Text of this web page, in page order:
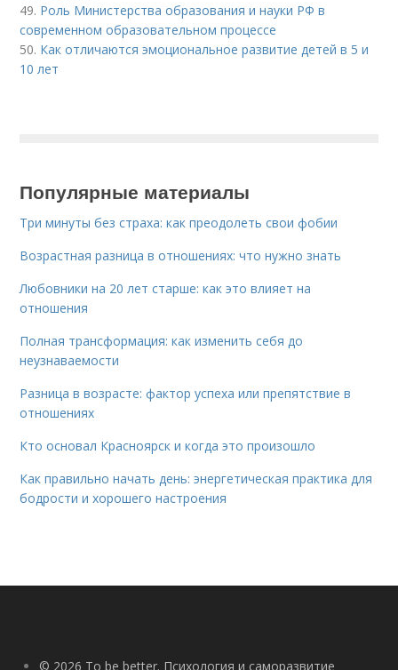
49. Роль Министерства образования и науки РФ в
современном образовательном процессе
50. Как отличаются эмоциональное развитие детей в 5 и
10 лет
Популярные материалы
Три минуты без страха: как преодолеть свои фобии
Возрастная разница в отношениях: что нужно знать
Любовники на 20 лет старше: как это влияет на
отношения
Полная трансформация: как изменить себя до
неузнаваемости
Разница в возрасте: фактор успеха или препятствие в
отношениях
Кто основал Красноярск и когда это произошло
Как правильно начать день: энергетическая практика для
бодрости и хорошего настроения
© 2026 To be better. Психология и саморазвитие